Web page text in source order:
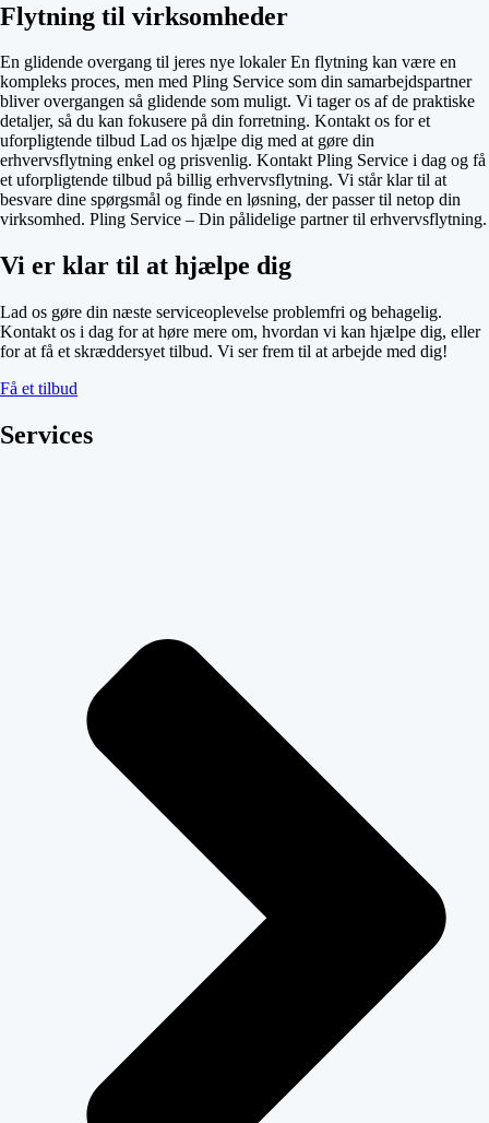
Flytning til virksomheder
En glidende overgang til jeres nye lokaler En flytning kan være en
kompleks proces, men med Pling Service som din samarbejdspartner
bliver overgangen så glidende som muligt. Vi tager os af de praktiske
detaljer, så du kan fokusere på din forretning. Kontakt os for et
uforpligtende tilbud Lad os hjælpe dig med at gøre din
erhvervsflytning enkel og prisvenlig. Kontakt Pling Service i dag og få
et uforpligtende tilbud på billig erhvervsflytning. Vi står klar til at
besvare dine spørgsmål og finde en løsning, der passer til netop din
virksomhed. Pling Service – Din pålidelige partner til erhvervsflytning.
Vi er klar til at hjælpe dig
Lad os gøre din næste serviceoplevelse problemfri og behagelig.
Kontakt os i dag for at høre mere om, hvordan vi kan hjælpe dig, eller
for at få et skræddersyet tilbud. Vi ser frem til at arbejde med dig!
Få et tilbud
Services